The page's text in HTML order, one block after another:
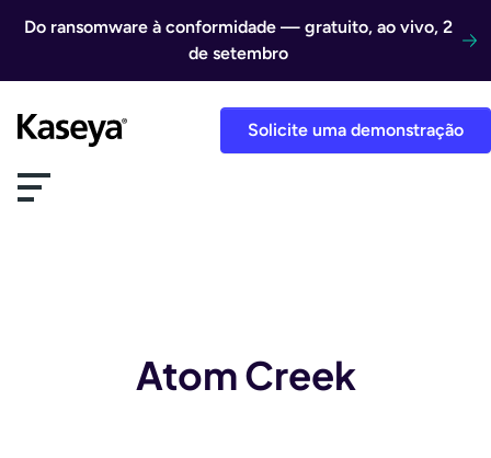
Do ransomware à conformidade — gratuito, ao vivo, 2
de setembro
Solicite uma demonstração
Atom Creek